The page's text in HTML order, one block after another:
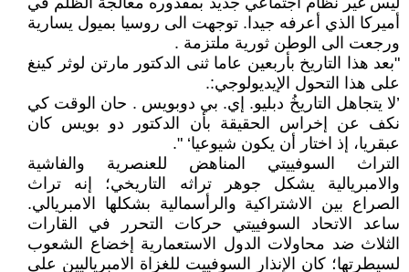
أميركا الذي أعرفه جيدا. توجهت الى روسيا بميول يسارية
ورجعت الى الوطن ثورية ملتزمة .
"بعد هذا التاريخ بأربعين عاما ثنى الدكتور مارتن لوثر كينغ
على هذا التحول الإيديولوجي:.
’لا يتجاهل التاريخُ دبليو. إي. بي دوبويس . حان الوقت كي
نكف عن إخراس الحقيقة بأن الدكتور دو بويس كان
عبقريا، إذ اختار أن يكون شيوعيا‘ ".
التراث السوفييتي المناهض للعنصرية والفاشية
والامبريالية يشكل جوهر تراثه التاريخي؛ إنه تراث
الصراع بين الاشتراكية والرأسمالية بشكلها الامبريالي.
ساعد الاتحاد السوفييتي حركات التحرر في القارات
الثلاث ضد محاولات الدول الاستعمارية إخضاع الشعوب
لسيطرتها؛ كان الإنذار السوفييت للغزاة الامبرياليين على